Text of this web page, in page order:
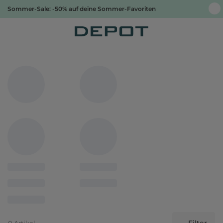
Sommer-Sale: -50% auf deine Sommer-Favoriten